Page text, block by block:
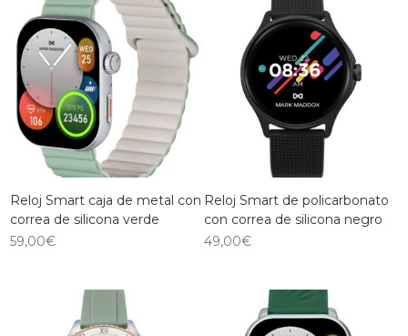
Reloj Smart caja de metal con
correa de silicona verde
59,00€
Reloj Smart de policarbonato
con correa de silicona negro
49,00€